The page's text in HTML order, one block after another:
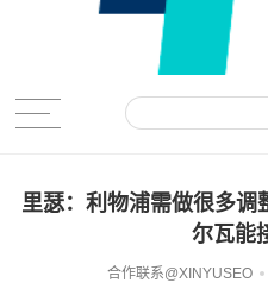
里瑟：利物浦需做很多调
尔瓦能
合作联系@XINYUSEO